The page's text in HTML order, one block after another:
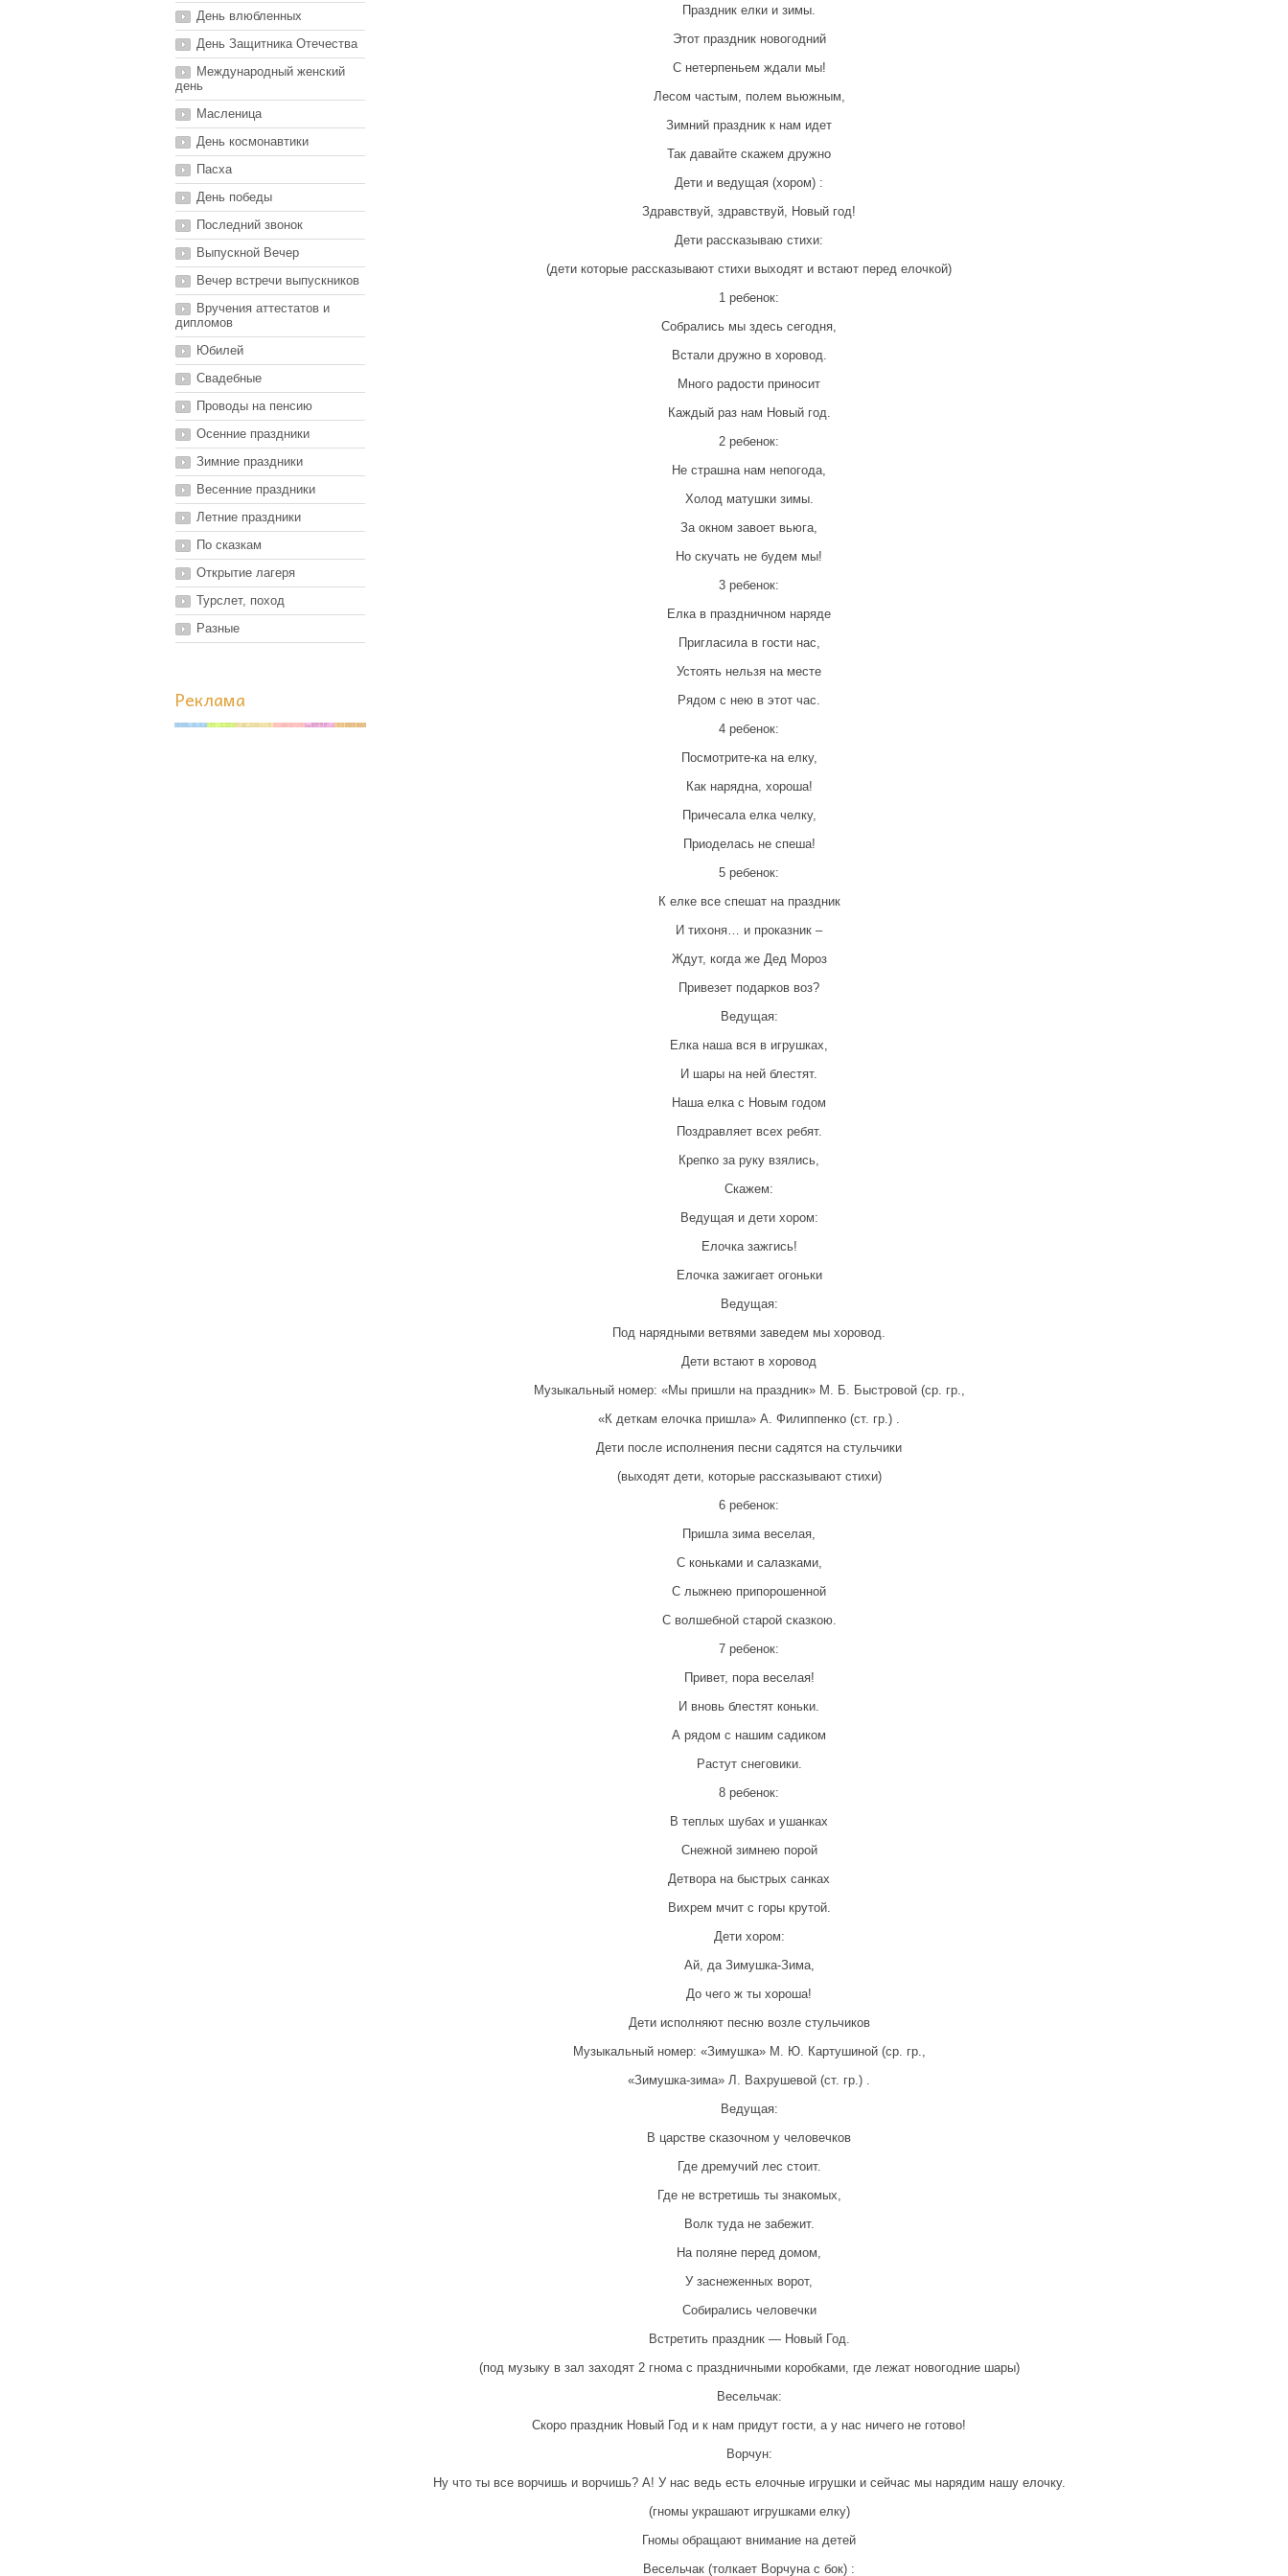
День влюбленных
День Защитника Отечества
Международный женский
день
Масленица
День космонавтики
Пасха
День победы
Последний звонок
Выпускной Вечер
Вечер встречи выпускников
Вручения аттестатов и
дипломов
Юбилей
Свадебные
Проводы на пенсию
Осенние праздники
Зимние праздники
Весенние праздники
Летние праздники
По сказкам
Открытие лагеря
Турслет, поход
Разные
Реклама
Праздник елки и зимы.
Этот праздник новогодний
С нетерпеньем ждали мы!
Лесом частым, полем вьюжным,
Зимний праздник к нам идет
Так давайте скажем дружно
Дети и ведущая (хором) :
Здравствуй, здравствуй, Новый год!
Дети рассказываю стихи:
(дети которые рассказывают стихи выходят и встают перед елочкой)
1 ребенок:
Собрались мы здесь сегодня,
Встали дружно в хоровод.
Много радости приносит
Каждый раз нам Новый год.
2 ребенок:
Не страшна нам непогода,
Холод матушки зимы.
За окном завоет вьюга,
Но скучать не будем мы!
3 ребенок:
Елка в праздничном наряде
Пригласила в гости нас,
Устоять нельзя на месте
Рядом с нею в этот час.
4 ребенок:
Посмотрите-ка на елку,
Как нарядна, хороша!
Причесала елка челку,
Приоделась не спеша!
5 ребенок:
К елке все спешат на праздник
И тихоня… и проказник –
Ждут, когда же Дед Мороз
Привезет подарков воз?
Ведущая:
Елка наша вся в игрушках,
И шары на ней блестят.
Наша елка с Новым годом
Поздравляет всех ребят.
Крепко за руку взялись,
Скажем:
Ведущая и дети хором:
Елочка зажгись!
Елочка зажигает огоньки
Ведущая:
Под нарядными ветвями заведем мы хоровод.
Дети встают в хоровод
Музыкальный номер: «Мы пришли на праздник» М. Б. Быстровой (ср. гр.,
«К деткам елочка пришла» А. Филиппенко (ст. гр.) .
Дети после исполнения песни садятся на стульчики
(выходят дети, которые рассказывают стихи)
6 ребенок:
Пришла зима веселая,
С коньками и салазками,
С лыжнею припорошенной
С волшебной старой сказкою.
7 ребенок:
Привет, пора веселая!
И вновь блестят коньки.
А рядом с нашим садиком
Растут снеговики.
8 ребенок:
В теплых шубах и ушанках
Снежной зимнею порой
Детвора на быстрых санках
Вихрем мчит с горы крутой.
Дети хором:
Ай, да Зимушка-Зима,
До чего ж ты хороша!
Дети исполняют песню возле стульчиков
Музыкальный номер: «Зимушка» М. Ю. Картушиной (ср. гр.,
«Зимушка-зима» Л. Вахрушевой (ст. гр.) .
Ведущая:
В царстве сказочном у человечков
Где дремучий лес стоит.
Где не встретишь ты знакомых,
Волк туда не забежит.
На поляне перед домом,
У заснеженных ворот,
Собирались человечки
Встретить праздник — Новый Год.
(под музыку в зал заходят 2 гнома с праздничными коробками, где лежат новогодние шары)
Весельчак:
Скоро праздник Новый Год и к нам придут гости, а у нас ничего не готово!
Ворчун:
Ну что ты все ворчишь и ворчишь? А! У нас ведь есть елочные игрушки и сейчас мы нарядим нашу елочку.
(гномы украшают игрушками елку)
Гномы обращают внимание на детей
Весельчак (толкает Ворчуна с бок) :